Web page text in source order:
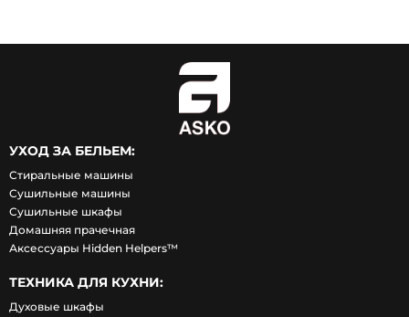
УХОД ЗА БЕЛЬЕМ:
Стиральные машины
Сушильные машины
Сушильные шкафы
Домашняя прачечная
Аксессуары Hidden Helpers™
ТЕХНИКА ДЛЯ КУХНИ:
Духовые шкафы